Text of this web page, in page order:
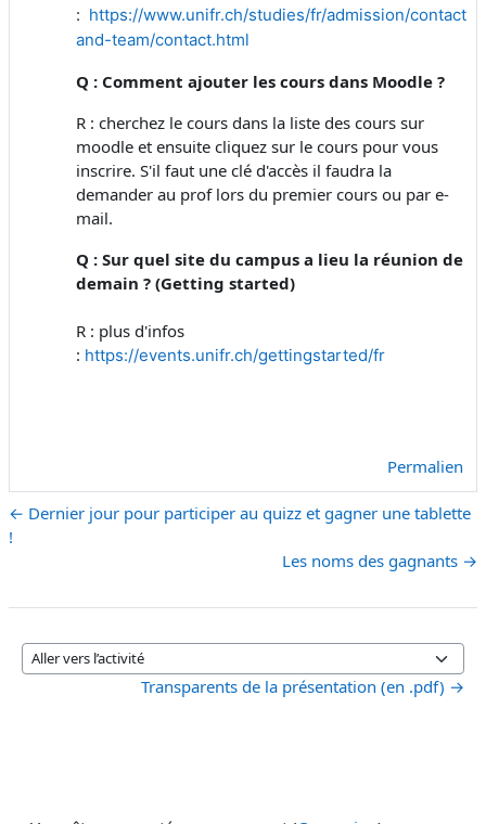
: https://www.unifr.ch/studies/fr/admission/contact-
and-team/contact.html
Q : Comment ajouter les cours dans Moodle ?
R : cherchez le cours dans la liste des cours sur
moodle et ensuite cliquez sur le cours pour vous
inscrire. S'il faut une clé d'accès il faudra la
demander au prof lors du premier cours ou par e-
mail.
Q : Sur quel site du campus a lieu la réunion de
demain ? (Getting started)
R : plus d'infos
: https://events.unifr.ch/gettingstarted/fr
Permalien
← Dernier jour pour participer au quizz et gagner une tablette
!
Les noms des gagnants →
Aller vers l’activité
Transparents de la présentation (en .pdf) →